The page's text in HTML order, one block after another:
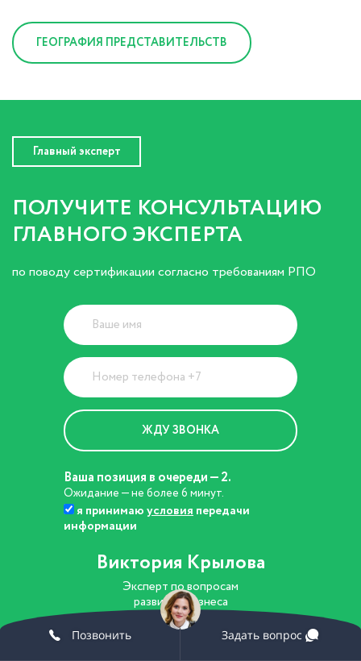
ГЕОГРАФИЯ ПРЕДСТАВИТЕЛЬСТВ
Главный эксперт
ПОЛУЧИТЕ КОНСУЛЬТАЦИЮ
ГЛАВНОГО ЭКСПЕРТА
по поводу сертификации согласно требованиям РПО
Ваша позиция в очереди — 2.
Ожидание — не более 6 минут.
я принимаюусловияпередачи
информации
Виктория Крылова
Эксперт по вопросам
развития бизнеса
8 (800) 301-86-48
Позвонить Задать вопрос